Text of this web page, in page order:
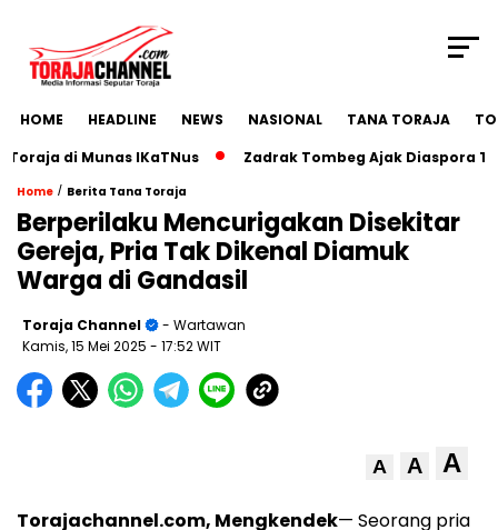
HOME HEADLINE NEWS NASIONAL TANA TORAJA
di Munas IKaTNus
Zadrak Tombeg Ajak Diaspora Toraja
Home / Berita Tana Toraja
Berperilaku Mencurigakan Disekitar
Gereja, Pria Tak Dikenal Diamuk
Warga di Gandasil
Toraja Channel
- Wartawan
Kamis, 15 Mei 2025 - 17:52 WIT
A A A
Torajachannel.com, Mengkendek— Seorang pria